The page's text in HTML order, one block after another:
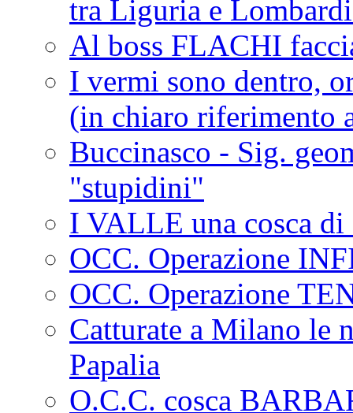
tra Liguria e
Al boss FLACHI
I vermi sono dentro,
(in chiaro riferimento
Buccinasco - Sig.
"stupidini"
I VALLE una cosca
OCC. Operazione
OCC. Operazione
Catturate a Milano le
Papalia
O.C.C. cosca